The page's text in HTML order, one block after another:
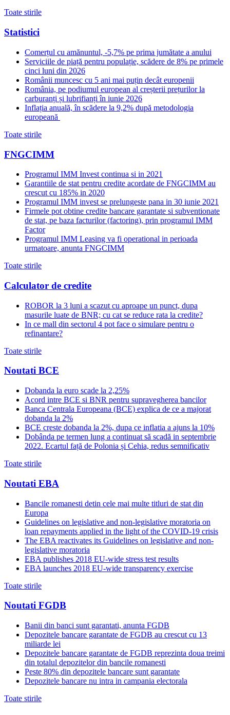
Toate stirile
Statistici
Comerțul cu amănuntul, -5,7% pe prima jumătate a anului
Serviciile de piață pentru populație, scădere de 8% pe primele
cinci luni din 2026
Românii muncesc cu 5 ani mai puțin decât europenii
România, pe podiumul european al creșterii prețurilor la
carburanți și lubrifianți în iunie 2026
Inflația anuală, în scădere la 9,2% după metodologia
europeană
Toate stirile
FNGCIMM
Programul IMM Invest continua si in 2021
Garantiile de stat pentru credite acordate de FNGCIMM au
crescut cu 185% in 2020
Programul IMM invest se prelungeste pana in 30 iunie 2021
Firmele pot obtine credite bancare garantate si subventionate
de stat, pe baza facturilor (factoring), prin programul IMM
Factor
Programul IMM Leasing va fi operational in perioada
urmatoare, anunta FNGCIMM
Toate stirile
Calculator de credite
ROBOR la 3 luni a scazut cu aproape un punct, dupa
masurile luate de BNR; cu cat se reduce rata la credite?
In ce mall din sectorul 4 pot face o simulare pentru o
refinantare?
Toate stirile
Noutati BCE
Dobanda la euro scade la 2,25%
Acord intre BCE si BNR pentru supravegherea bancilor
Banca Centrala Europeana (BCE) explica de ce a majorat
dobanda la 2%
BCE creste dobanda la 2%, dupa ce inflatia a ajuns la 10%
Dobânda pe termen lung a continuat să scadă in septembrie
2022. Ecartul față de Polonia și Cehia, redus semnificativ
Toate stirile
Noutati EBA
Bancile romanesti detin cele mai multe titluri de stat din
Europa
Guidelines on legislative and non-legislative moratoria on
loan repayments applied in the light of the COVID-19 crisis
The EBA reactivates its Guidelines on legislative and non-
legislative moratoria
EBA publishes 2018 EU-wide stress test results
EBA launches 2018 EU-wide transparency exercise
Toate stirile
Noutati FGDB
Banii din banci sunt garantati, anunta FGDB
Depozitele bancare garantate de FGDB au crescut cu 13
miliarde lei
Depozitele bancare garantate de FGDB reprezinta doua treimi
din totalul depozitelor din bancile romanesti
Peste 80% din depozitele bancare sunt garantate
Depozitele bancare nu intra in campania electorala
Toate stirile